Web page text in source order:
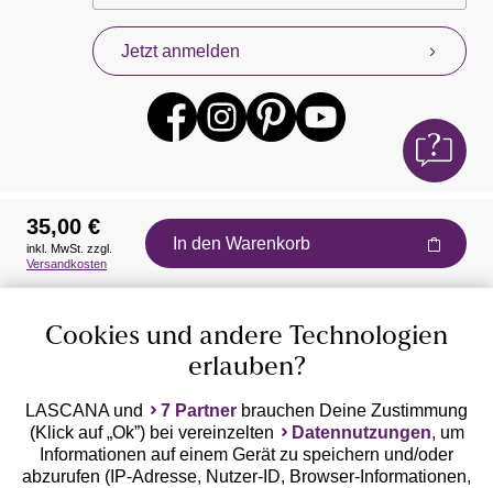
Jetzt anmelden
Auszeichnungen
Geprüfte Sicherheit
35,00 €
inkl. MwSt. zzgl.
Versandkosten
In den Warenkorb
Cookies und andere Technologien
erlauben?
LASCANA und 7 Partner brauchen Deine Zustimmung
(Klick auf „Ok”) bei vereinzelten
Datennutzungen, um
Informationen auf einem Gerät zu speichern und/oder
abzurufen (IP-Adresse, Nutzer-ID, Browser-Informationen,